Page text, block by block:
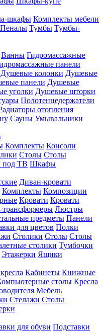
шкафы Комплекты мебели
Пеналы Тумбы Тумбы-
Ванны Гидромассажные
панели
Душевые колонки Душевые
панели Душевые
уголки Душевые шторки
Полотенцедержатели
отопления
Сауны Умывальники
Комплекты Консоли
Столы Столы
под ТВ Шкафы
Диван-кровати
Комплекты Композиции
Кровати Кровати
трансформеры Люстры
предметы Панели
для цветов Полки
Столики Столы Столы
столики Тумбочки
Этажерки Ящики
Кабинеты Книжные
столы Кресла
Мебель
Стелажи Столы
для обуви Подставки